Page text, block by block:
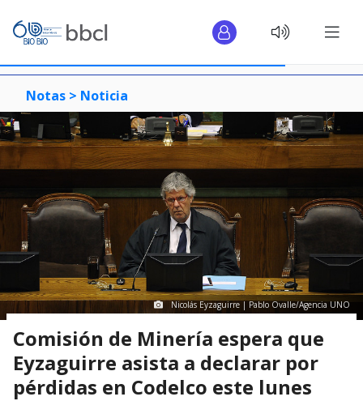
Notas > Noticia
Nicolás Eyzaguirre | Pablo Ovalle/Agencia UNO
Comisión de Minería espera que
Eyzaguirre asista a declarar por
pérdidas en Codelco este lunes